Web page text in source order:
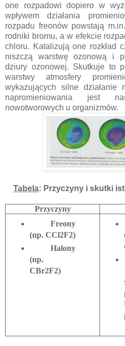
one rozpadowi dopiero w
wpływem działania
rozpadu freonów powstają
rodniki bromu, a w efekcie
chloru. Katalizują one rozkład
niszczą warstwę ozonową i
dziury ozonowej. Skutkuje to
warstwy atmosfery
wykazujących silne działanie
napromieniowania jest
nowotworowych u organizmów.
Tabela: Przyczyny i skutki
Przyczyny
Freony
(np. CCl2F2)
Halony
(np.
CBr2F2)